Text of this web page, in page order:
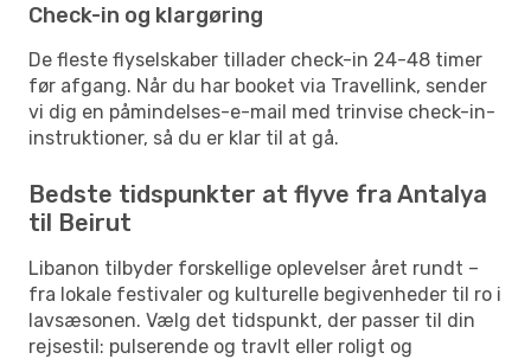
Check-in og klargøring
De fleste flyselskaber tillader check-in 24-48 timer
før afgang. Når du har booket via Travellink, sender
vi dig en påmindelses-e-mail med trinvise check-in-
instruktioner, så du er klar til at gå.
Bedste tidspunkter at flyve fra Antalya
til Beirut
Libanon tilbyder forskellige oplevelser året rundt –
fra lokale festivaler og kulturelle begivenheder til ro i
lavsæsonen. Vælg det tidspunkt, der passer til din
rejsestil: pulserende og travlt eller roligt og